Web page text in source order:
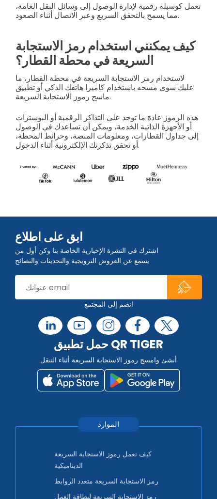
تعمل كوسيلة رقمية لإدارة الوصول إلى وسائل النقل العامة،
مما يسمح بالتحقق السريع وعبر الاتصال أثناء الصعود.
كيف يمكنني استخدام رمز الاستجابة
السريعة في محطة القطار؟
لاستخدام رمز الاستجابة السريعة في محطة القطار، ما
عليك سوى مسحه باستخدام كاميرا هاتفك الذكي أو تطبيق
ماسح رموز الاستجابة السريعة.
هذه الرموز عادة ما توجد على التذاكر الرقمية أو البوسترات
أو الأجهزة الذاتية الخدمة، ويمكن أن تساعدك في الوصول
إلى جداول القطارات، ومعلومات المنصة، وخرائط المحطة،
أو تحقق تذكرتك الإلكترونية أثناء الدخول.
ابق على اطلاع
اشترك في النشرة الإخبارية الخاصة بنا وكن أول من
يسمع عن العروض الترويجية والتحديثات والنصائح
انضم إلى المجتمع
حمل تطبيق QR TIGER
أنشئ وامسح رموز الاستجابة السريعة أثناء التنقل
الموارد
كيف تعمل رموز الاستجابة السريعة
الديناميكية
رمز الاستجابة السريعة متعدد الروابط
رمز الاستجابة السريعة لبطاقة العمل